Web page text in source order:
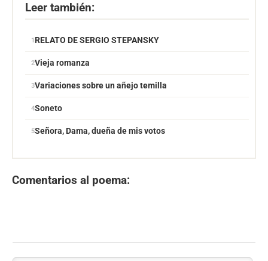
Leer también:
RELATO DE SERGIO STEPANSKY
Vieja romanza
Variaciones sobre un añejo temilla
Soneto
Señora, Dama, dueña de mis votos
Comentarios al poema: